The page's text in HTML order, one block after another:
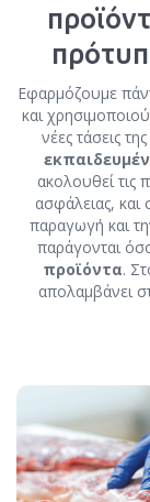
Εφαρμόζουμε
και
νέες τάσεις
ακολουθεί τις
ασφάλειας, και
παραγωγή και
παράγονται
προϊόντα.
απολαμβάνει